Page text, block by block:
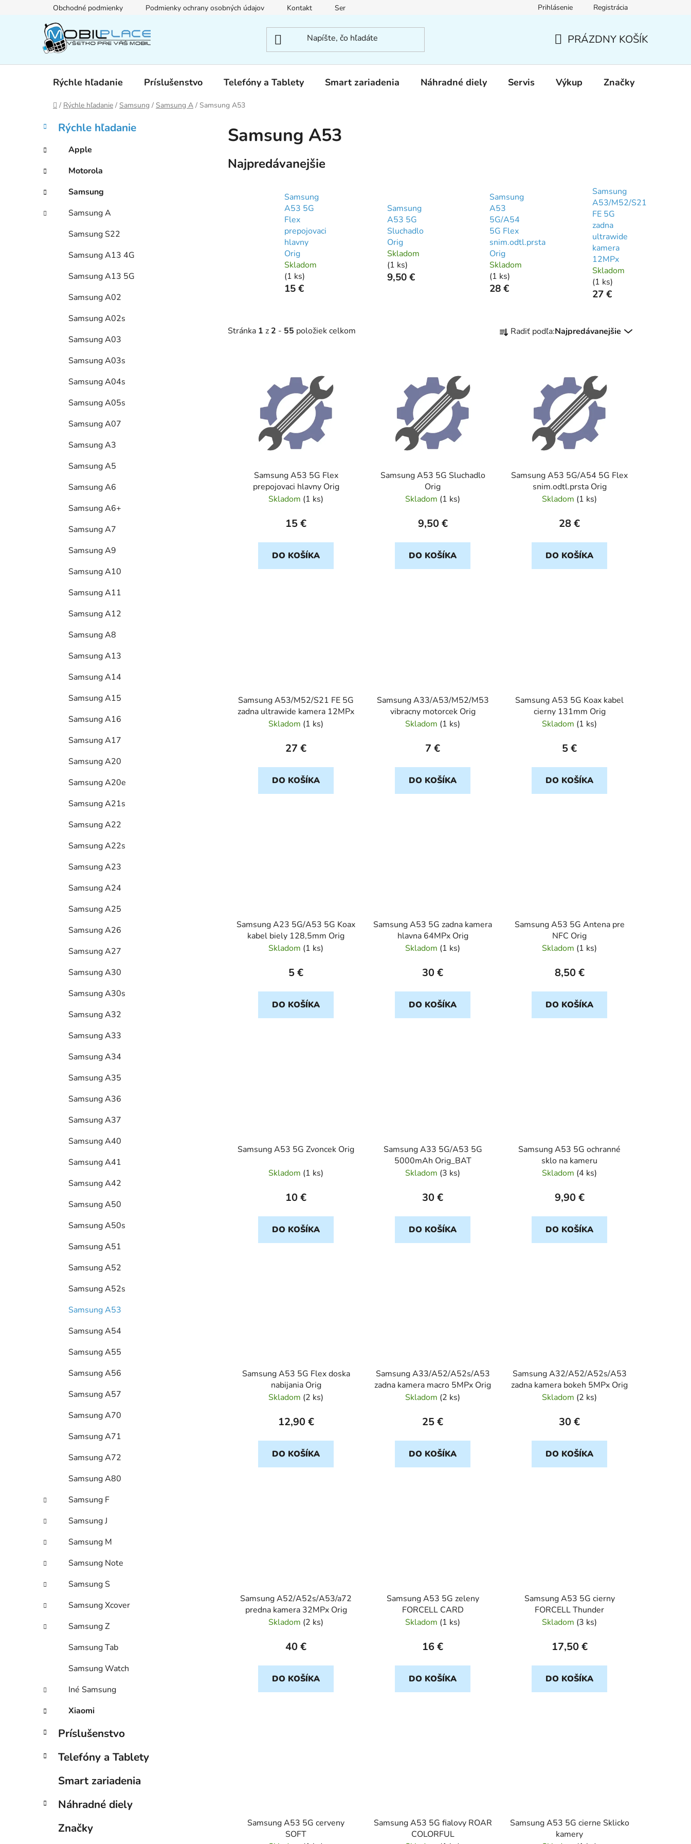
Obchodné podmienky Podmienky ochrany osobných údajov Kontakt Servis Prihlásenie Registrácia
KOŠÍK
PRÁZDNY KOŠÍK
Rýchle hľadanie Príslušenstvo Telefóny a Tablety Smart zariadenia Náhradné diely Servis Výkup Značky
Domov
/ Rýchle hľadanie / Samsung / Samsung A / Samsung A53
B
č
ý
p
n
Preskočiť
kategórie
K
a
e
g
ó
r
e
Rýchle hľadanie
Apple
Motorola
Samsung
Samsung A
Samsung S22
Samsung A13 4G
Samsung A13 5G
Samsung A02
Samsung A02s
Samsung A03
Samsung A03s
Samsung A04s
Samsung A05s
Samsung A07
Samsung A3
Samsung A5
Samsung A6
Samsung A6+
Samsung A7
Samsung A9
Samsung A10
Samsung A11
Samsung A12
Samsung A8
Samsung A13
Samsung A14
Samsung A15
Samsung A16
Samsung A17
Samsung A20
Samsung A20e
Samsung A21s
Samsung A22
Samsung A22s
Samsung A23
Samsung A24
Samsung A25
Samsung A26
Samsung A27
Samsung A30
Samsung A30s
Samsung A32
Samsung A33
Samsung A34
Samsung A35
Samsung A36
Samsung A37
Samsung A40
Samsung A41
Samsung A42
Samsung A50
Samsung A50s
Samsung A51
Samsung A52
Samsung A52s
Samsung A53
Samsung A54
Samsung A55
Samsung A56
Samsung A57
Samsung A70
Samsung A71
Samsung A72
Samsung A80
Samsung F
Samsung J
Samsung M
Samsung Note
Samsung S
Samsung Xcover
Samsung Z
Samsung Tab
Samsung Watch
Iné Samsung
Xiaomi
Príslušenstvo
Telefóny a Tablety
Smart zariadenia
Náhradné diely
Značky
Samsung A53
Najpredávanejšie
Samsung
A53 5G
Flex
prepojovaci
hlavny
Orig
Skladom
(1 ks)
15 €
Samsung
A53 5G
Sluchadlo
Orig
Skladom
(1 ks)
9,50 €
Samsung
A53
5G/A54
5G Flex
snim.odtl.prsta
Orig
Skladom
(1 ks)
28 €
Samsung
A53/M52/S21
FE 5G
zadna
ultrawide
kamera
12MPx
Skladom
(1 ks)
27 €
Stránka 1 z 2 - 55 položiek celkom
a Radiť podľa:Najpredávanejšie
Samsung A53 5G Flex
prepojovaci hlavny Orig
Skladom (1 ks)
15 €
DO KOŠÍKA
Samsung A53 5G Sluchadlo
Orig
Skladom (1 ks)
9,50 €
DO KOŠÍKA
Samsung A53 5G/A54 5G Flex
snim.odtl.prsta Orig
Skladom (1 ks)
28 €
DO KOŠÍKA
Samsung A53/M52/S21 FE 5G
zadna ultrawide kamera 12MPx
Skladom (1 ks)
27 €
DO KOŠÍKA
Samsung A33/A53/M52/M53
vibracny motorcek Orig
Skladom (1 ks)
7 €
DO KOŠÍKA
Samsung A53 5G Koax kabel
cierny 131mm Orig
Skladom (1 ks)
5 €
DO KOŠÍKA
Samsung A23 5G/A53 5G Koax
kabel biely 128,5mm Orig
Skladom (1 ks)
5 €
DO KOŠÍKA
Samsung A53 5G zadna kamera
hlavna 64MPx Orig
Skladom (1 ks)
30 €
DO KOŠÍKA
Samsung A53 5G Antena pre
NFC Orig
Skladom (1 ks)
8,50 €
DO KOŠÍKA
Samsung A53 5G Zvoncek Orig
Skladom (1 ks)
10 €
DO KOŠÍKA
Samsung A33 5G/A53 5G
5000mAh Orig_BAT
Skladom (3 ks)
30 €
DO KOŠÍKA
Samsung A53 5G ochranné
sklo na kameru
Skladom (4 ks)
9,90 €
DO KOŠÍKA
Samsung A53 5G Flex doska
nabijania Orig
Skladom (2 ks)
12,90 €
DO KOŠÍKA
Samsung A33/A52/A52s/A53
zadna kamera macro 5MPx Orig
Skladom (2 ks)
25 €
DO KOŠÍKA
Samsung A32/A52/A52s/A53
zadna kamera bokeh 5MPx Orig
Skladom (2 ks)
30 €
DO KOŠÍKA
Samsung A52/A52s/A53/a72
predna kamera 32MPx Orig
Skladom (2 ks)
40 €
DO KOŠÍKA
Samsung A53 5G zeleny
FORCELL CARD
Skladom (1 ks)
16 €
DO KOŠÍKA
Samsung A53 5G cierny
FORCELL Thunder
Skladom (3 ks)
17,50 €
DO KOŠÍKA
Samsung A53 5G cerveny
SOFT
Samsung A53 5G fialovy ROAR
COLORFUL
Samsung A53 5G cierne Sklicko
kamery